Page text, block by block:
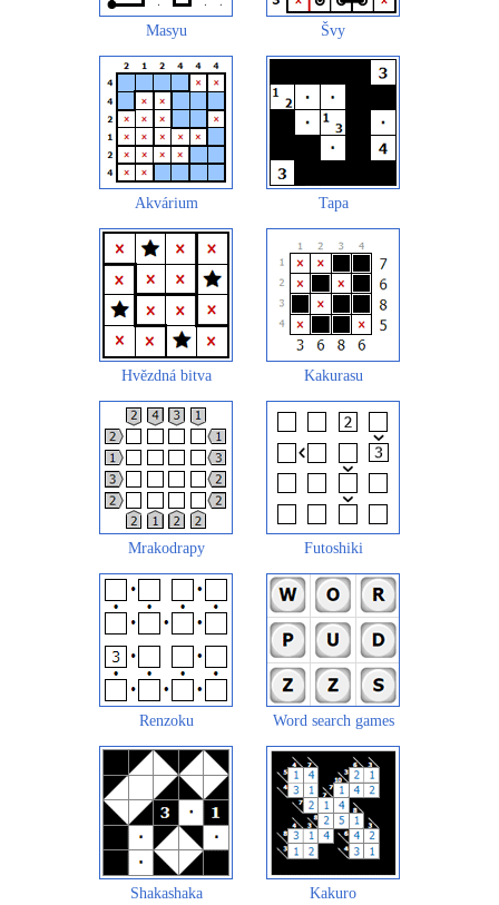
Masyu Švy
Akvárium Tapa
Hvězdná bitva Kakurasu
Mrakodrapy Futoshiki
Renzoku Word search games
Shakashaka Kakuro